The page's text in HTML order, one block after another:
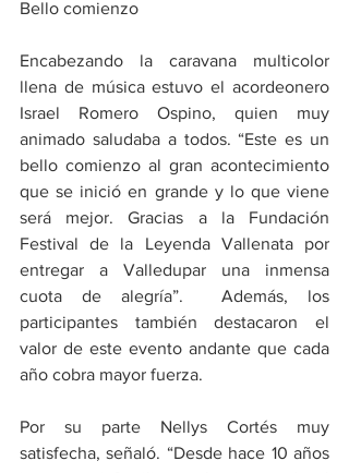
Bello comienzo
Encabezando la caravana multicolor
llena de música estuvo el acordeonero
Israel Romero Ospino, quien muy
animado saludaba a todos. “Este es un
bello comienzo al gran acontecimiento
que se inició en grande y lo que viene
será mejor. Gracias a la Fundación
Festival de la Leyenda Vallenata por
entregar a Valledupar una inmensa
cuota de alegría”.  Además, los
participantes también destacaron el
valor de este evento andante que cada
año cobra mayor fuerza.
Por su parte Nellys Cortés muy
satisfecha, señaló. “Desde hace 10 años